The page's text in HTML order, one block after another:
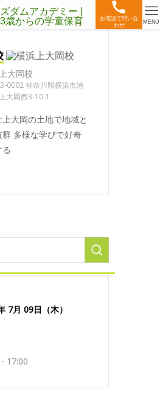
お電話で問い合
わせ
MENU
大岡校
0002 神奈川県横浜市港
大岡西3-10-1
大岡の土地で地域と
多様な学びで好奇
7月 09日（木）
17:00